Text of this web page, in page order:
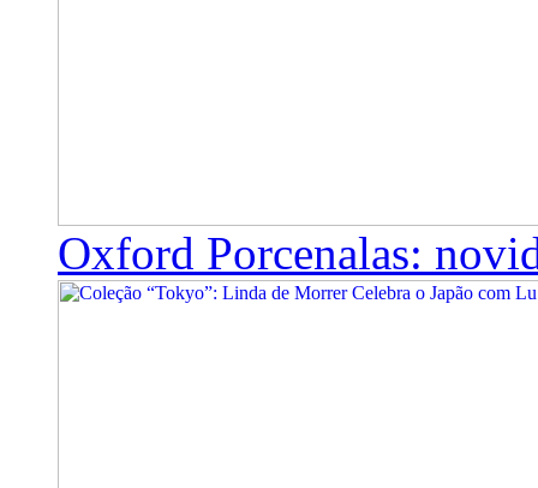
Oxford Porcenalas: